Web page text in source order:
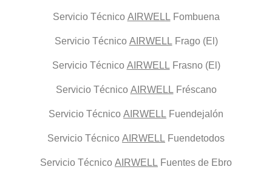
Servicio Técnico AIRWELLFombuena
Servicio Técnico AIRWELLFrago (El)
Servicio Técnico AIRWELLFrasno (El)
Servicio Técnico AIRWELLFréscano
Servicio Técnico AIRWELL Fuendejalón
Servicio Técnico AIRWELL Fuendetodos
Servicio Técnico AIRWELL Fuentes de Ebro